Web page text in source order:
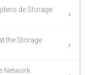
de Storage
the Storage
Network